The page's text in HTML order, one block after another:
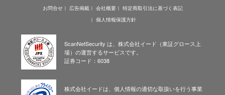
お問合せ 広告掲載 会社概要
特定商取引法に基づく表記
個人情報保護方針
ScanNetSecurity は、株式会社イード（東証グロース上
場）の運営するサービスです。
証券コード：6038
株式会社イードは、個人情報の適切な取扱いを行う事業